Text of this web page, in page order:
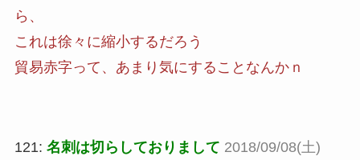
ら、
これは徐々に縮小するだろう
貿易赤字って、あまり気にすることなんかｎ
121: 名刺は切らしておりまして 2018/09/08(土)